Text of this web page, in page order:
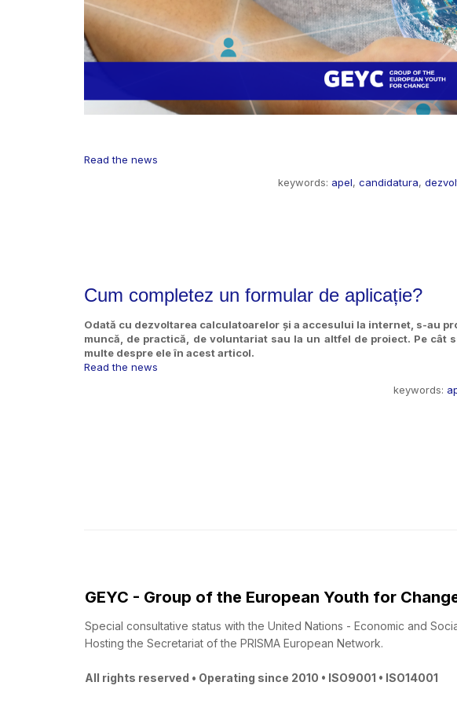
Read the news
keywords: apel, candidatura,
Cum completez un formular de aplicație?
Odată cu dezvoltarea calculatoarelor și a accesului la internet, s-au
muncă, de practică, de voluntariat sau la un altfel de proiect. Pe cât
multe despre ele în acest articol.
Read the news
keywords:
GEYC - Group of the European Youth for
Special consultative status with the United Nations - Economic and
Hosting the Secretariat of the PRISMA European Network.
All rights reserved • Operating since 2010 • ISO9001 • ISO14001